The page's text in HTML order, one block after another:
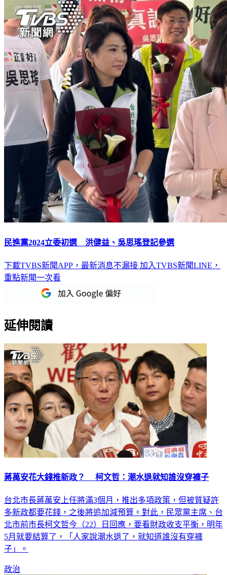
民進黨2024立委初選 洪健益、吳思瑤登記參選
下載TVBS新聞APP，最新消息不漏接 加入TVBS新聞LINE，
重點新聞一次看
延伸閱讀
蔣萬安花大錢推新政？ 柯文哲：潮水退就知誰沒穿褲子
台北市長蔣萬安上任將滿3個月，推出多項政策，但被質疑許
多新政都要花錢，之後將追加減預算。對此，民眾黨主席、台
北市前市長柯文哲今（22）日回應，要看財政收支平衡，明年
5月就要結算了，「人家說潮水退了，就知道誰沒有穿褲
子」。
政治